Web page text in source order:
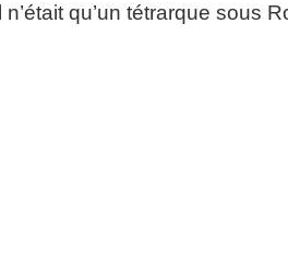
n’était qu’un tétrarque sous